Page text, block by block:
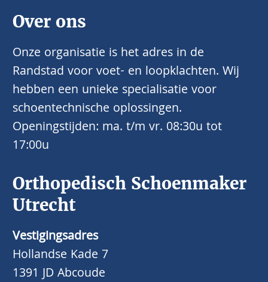
Orthopedisch Schoenmaker
Utrecht
Vestigingsadres
Hollandse Kade 7
1391 JD Abcoude
Over ons
Onze organisatie is het adres in de
Randstad voor voet- en loopklachten. Wij
hebben een unieke specialisatie voor
schoentechnische oplossingen.
Openingstijden: ma. t/m vr. 08:30u tot
17:00u